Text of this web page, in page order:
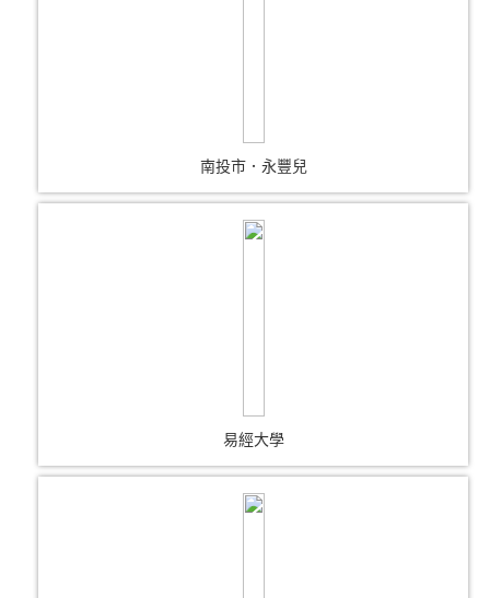
南投市．永豐兒
易經大學